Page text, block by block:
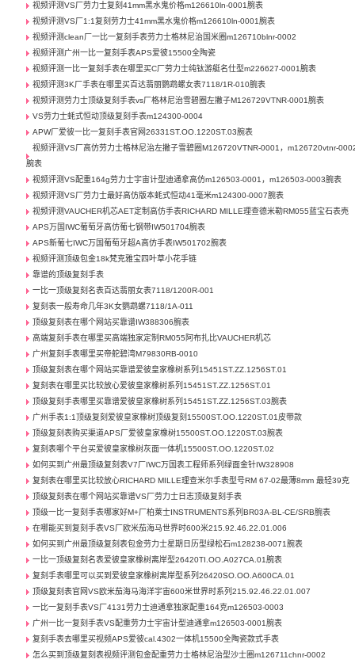
视频评测VS厂劳力士复刻41mm黑水鬼价格m126610ln-0001腕表
视频评测VS厂1:1复刻劳力士41mm黑水鬼价格m126610ln-0001腕表
视频评测clean厂一比一复刻手表劳力士格林尼治国米圈m126710blnr-0002
视频评测广州一比一复刻手表APS爱彼15500全陶瓷
视频评测一比一复刻手表在哪里买C厂劳力士纯钛游艇名仕型m226627-0001腕表
视频评测3K厂手表在哪里买百达翡丽鹦鹉螺女表7118/1R-010腕表
视频评测劳力士顶级复刻手表vs厂格林尼治雪碧圈左撇子M126729VTNR-0001腕表
VS劳力士蚝式恒动顶级复刻手表m124300-0004
APW厂爱彼一比一复刻手表官网26331ST.OO.1220ST.03腕表
视频评测VS厂高仿劳力士格林尼治左撇子雪碧圈M126720VTNR-0001，m126720vtnr-
腕表
视频评测VS配重164g劳力士宇宙计型迪通拿高仿m126503-0001，m126503-0003腕表
视频评测VS厂劳力士最好高仿版本蚝式恒动41毫米m124300-0007腕表
视频评测VAUCHER机芯AET定制高仿手表RICHARD MILLE理查德米勒RM055蓝宝石表壳
APS万国IWC葡萄牙高仿葡七钢带IW501704腕表
APS新葡七IWC万国葡萄牙超A高仿手表IW501702腕表
视频评测顶级包金18k梵克雅宝四叶草小花手链
靠谱的顶级复刻手表
一比一顶级复刻名表百达翡丽女表7118/1200R-001
复刻表一般寿命几年3K女鹦鹉螺7118/1A-011
顶级复刻表在哪个网站买靠谱IW388306腕表
高端复刻手表在哪里买高端独家定制RM055阿布扎比VAUCHER机芯
广州复刻手表哪里买帝舵碧湾M79830RB-0010
顶级复刻表在哪个网站买靠谱爱彼皇家橡树系列15451ST.ZZ.1256ST.01
复刻表在哪里买比较放心爱彼皇家橡树系列15451ST.ZZ.1256ST.01
顶级复刻手表哪里买靠谱爱彼皇家橡树系列15451ST.ZZ.1256ST.03腕表
广州手表1:1顶级复刻爱彼皇家橡树顶级复刻15500ST.OO.1220ST.01皮带款
顶级复刻表购买渠道APS厂爱彼皇家橡树15500ST.OO.1220ST.03腕表
复刻表哪个平台买爱彼皇家橡树灰面一体机15500ST.OO.1220ST.02
如何买到广州最顶级复刻表V7厂IWC万国表工程师系列绿面金针IW328908
复刻表在哪里买比较放心RICHARD MILLE理查米尔手表型号RM 67-02最薄8mm 最轻39克
顶级复刻表在哪个网站买靠谱VS厂劳力士日志顶级复刻手表
顶级一比一复刻手表哪家好M+厂柏莱士INSTRUMENTS系列BR03A-BL-CE/SRB腕表
在哪能买到复刻手表VS厂欧米茄海马世界时600米215.92.46.22.01.006
如何买到广州最顶级复刻表包金劳力士星期日历型绿松石m128238-0071腕表
一比一顶级复刻名表爱彼皇家橡树离岸型26420TI.OO.A027CA.01腕表
复刻手表哪里可以买到爱彼皇家橡树离岸型系列26420SO.OO.A600CA.01
顶级复刻表官网VS欧米茄海马海洋宇宙600米世界时系列215.92.46.22.01.007
一比一复刻手表VS厂4131劳力士迪通拿独家配重164克m126503-0003
广州一比一复刻手表VS配重劳力士宇宙计型迪通拿m126503-0001腕表
复刻手表去哪里买视频APS爱彼cal.4302一体机15500全陶瓷款式手表
怎么买到顶级复刻表视频评测包金配重劳力士格林尼治型沙士圈m126711chnr-0002